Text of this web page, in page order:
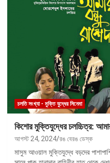
চলতি সংখ্যা - মুক্তি যুদ্ধের সিনেমা
কিশোর মুক্তিযুদ্ধের চলচ্চিত্র:
আগস্ট 24, 2024 রঙ বেরঙ ডেস্ক
মাসুম আওয়াল মুক্তিযুদ্ধে বড়দের